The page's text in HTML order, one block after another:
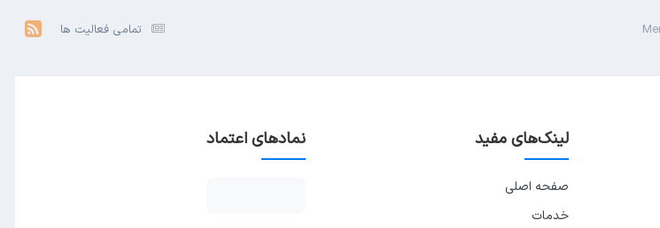
تمامی فعالیت ها
لینک‌های مفید
صفحه اصلی
خدمات
نمادهای اعتماد